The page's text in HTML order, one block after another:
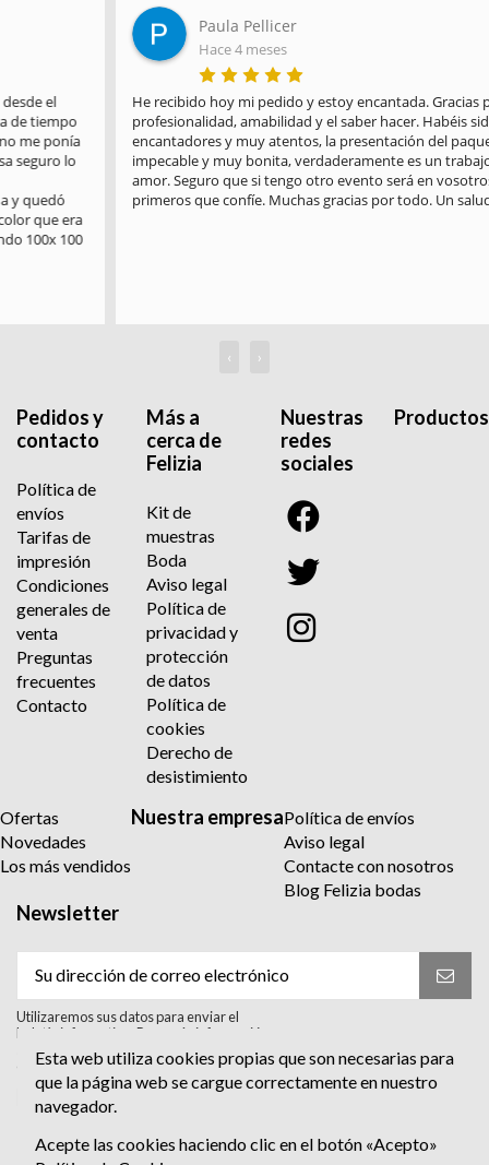
Paula Pellicer
Hace 4 meses
He recibido hoy mi pedido y estoy encantada. Gracias por la
profesionalidad, amabilidad y el saber hacer. Habéis sido
encantadores y muy atentos, la presentación del paquete es
impecable y muy bonita, verdaderamente es un trabajo hecho con
amor. Seguro que si tengo otro evento será en vosotros en los
primeros que confíe. Muchas gracias por todo. Un saludo
‹ ›
Pedidos y
contacto
Política de
envíos
Tarifas de
impresión
Condiciones
generales de
venta
Preguntas
frecuentes
Contacto
Más a
cerca de
Felizia
Kit de
muestras
Boda
Aviso legal
Política de
privacidad y
protección
de datos
Política de
cookies
Derecho de
desistimiento
Nuestras
redes
sociales
Productos
Ofertas
Novedades
Los más vendidos
Nuestra empresaPolítica de envíos
Aviso legal
Contacte con nosotros
Blog Felizia bodas
Newsletter
Utilizaremos sus datos para enviar el
boletín informativo. Para más información
sobre el tratamiento y sus derechos,
consulte la política de privacidad.
Acepto el tratamiento para enviar el
boletín informativo. He leído y Acepto
Esta web utiliza cookies propias que son necesarias para
que la página web se cargue correctamente en nuestro
navegador.
Acepte las cookies haciendo clic en el botón «Acepto»